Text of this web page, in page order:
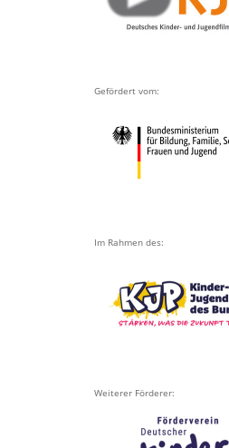
Gefördert vom:
Im Rahmen des:
Weiterer Förderer: